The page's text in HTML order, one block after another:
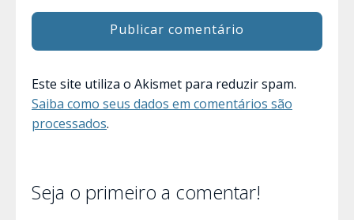
Este site utiliza o Akismet para reduzir spam.
Saiba como seus dados em comentários são
processados.
Seja o primeiro a comentar!